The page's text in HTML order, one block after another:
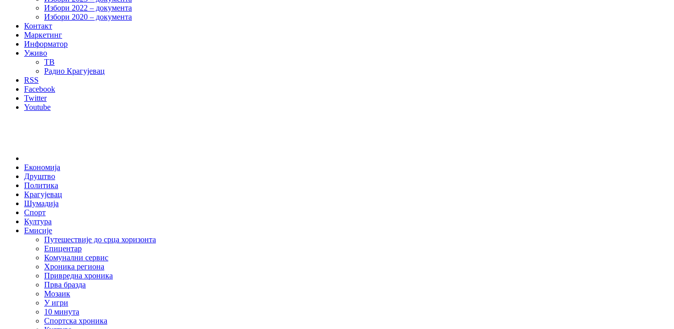
Избори 2022 – документа
Избори 2020 – документа
Контакт
Маркетинг
Информатор
Уживо
ТВ
Радио Крагујевац
RSS
Facebook
Twitter
Youtube
Економија
Друштво
Политика
Крагујевац
Шумадија
Спорт
Култура
Емисије
Путешествије до срца хоризонта
Епицентар
Комунални сервис
Хроника региона
Привредна хроника
Прва бразда
Мозаик
У игри
10 минута
Спортска хроника